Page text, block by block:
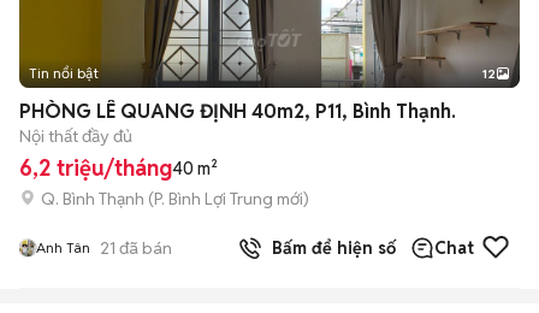
+2
Tin nổi bật 12
PHÒNG LÊ QUANG ĐỊNH 40m2, P11, Bình Thạnh.
Nội thất đầy đủ
6,2 triệu/tháng40 m²
Q. Bình Thạnh (P. Bình Lợi Trung mới)
Anh Tân 21 đã bán Bấm để hiện số Chat